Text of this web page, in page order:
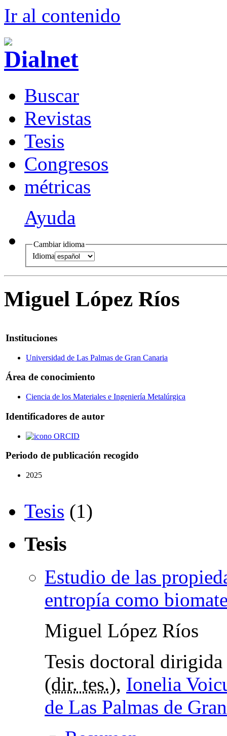
Ir al contenido
Buscar
Revistas
Tesis
Congresos
métricas
Ayuda
Cambiar idioma
Idioma
Miguel López Ríos
Instituciones
Universidad de Las Palmas de Gran Canaria
Área de conocimiento
Ciencia de los Materiales e Ingeniería Metalúrgica
Identificadores de autor
ORCID
Periodo de publicación recogido
2025
Tesis (1)
Tesis
Estudio de las
entropía como
Miguel López Ríos
Tesis doctoral
(dir. tes.), Ionelia
de Las Palmas de